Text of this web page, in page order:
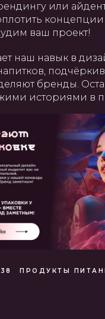
или
концепции
ваш проект!
наш навык в
бренды.
историями в
ПРОДУКТЫ